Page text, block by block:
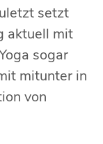
setzt
aktuell mit
sogar
mitunter in
von